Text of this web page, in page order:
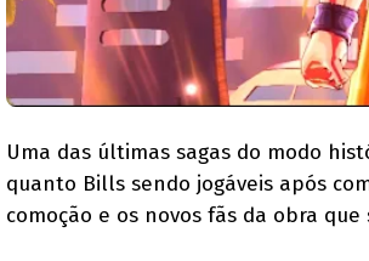
Uma das últimas sagas do modo
quanto Bills sendo jogáveis após
comoção e os novos fãs da obra